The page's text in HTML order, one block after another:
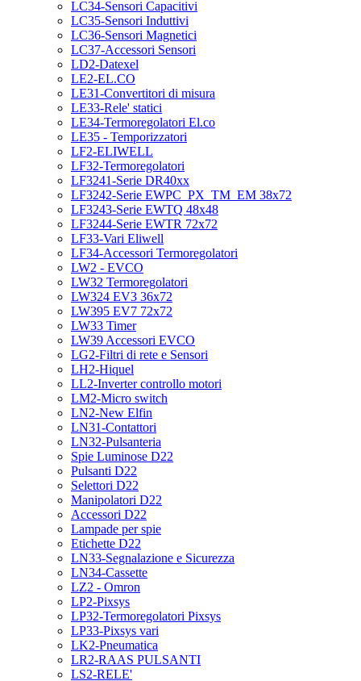
LC34-Sensori Capacitivi
LC35-Sensori Induttivi
LC36-Sensori Magnetici
LC37-Accessori Sensori
LD2-Datexel
LE2-EL.CO
LE31-Convertitori di misura
LE33-Rele' statici
LE34-Termoregolatori El.co
LE35 - Temporizzatori
LF2-ELIWELL
LF32-Termoregolatori
LF3241-Serie DR40xx
LF3242-Serie EWPC_PX_TM_EM 38x72
LF3243-Serie EWTQ 48x48
LF3244-Serie EWTR 72x72
LF33-Vari Eliwell
LF34-Accessori Termoregolatori
LW2 - EVCO
LW32 Termoregolatori
LW324 EV3 36x72
LW395 EV7 72x72
LW33 Timer
LW39 Accessori EVCO
LG2-Filtri di rete e Sensori
LH2-Hiquel
LL2-Inverter controllo motori
LM2-Micro switch
LN2-New Elfin
LN31-Contattori
LN32-Pulsanteria
Spie Luminose D22
Pulsanti D22
Selettori D22
Manipolatori D22
Accessori D22
Lampade per spie
Etichette D22
LN33-Segnalazione e Sicurezza
LN34-Cassette
LZ2 - Omron
LP2-Pixsys
LP32-Termoregolatori Pixsys
LP33-Pixsys vari
LK2-Pneumatica
LR2-RAAS PULSANTI
LS2-RELE'